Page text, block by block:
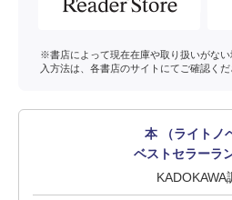
※書店によって現在在庫や取り扱いがな
入方法は、各書店のサイトにてご確認くだ
本 （ライトノ
ベストセラーラ
KADOKAWA